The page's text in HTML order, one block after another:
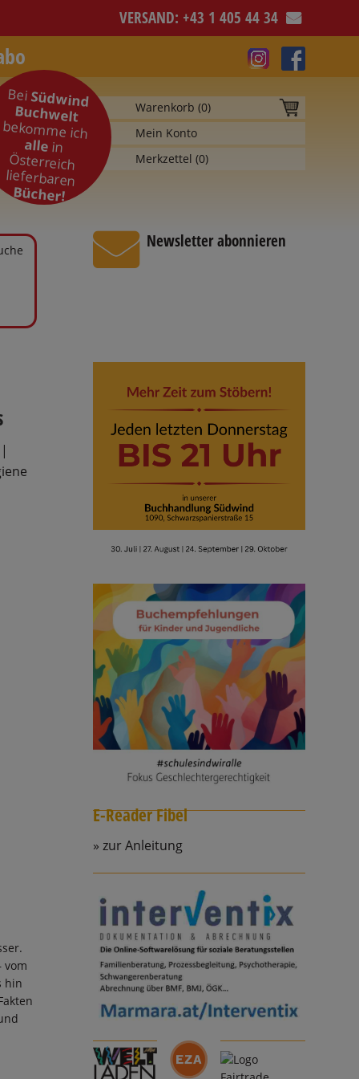
VERSAND: +43 1 405 44 34
BeiSüdwind
Buchwelt
bekomme ich
allein
Österreich
lieferbaren
Bücher!
Warenkorb (0)
Mein Konto
Merkzettel (0)
Newsletter abonnieren
vom
hin
E-Reader Fibel
zur Anleitung